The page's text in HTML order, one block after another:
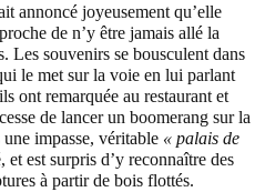
annoncé joyeusement qu’elle
de n’y être jamais allé la
Les souvenirs se bousculent dans
le met sur la voie en lui parlant
ont remarquée au restaurant et
de lancer un boomerang sur la
impasse, véritable « palais de
est surpris d’y reconnaître des
à partir de bois flottés.